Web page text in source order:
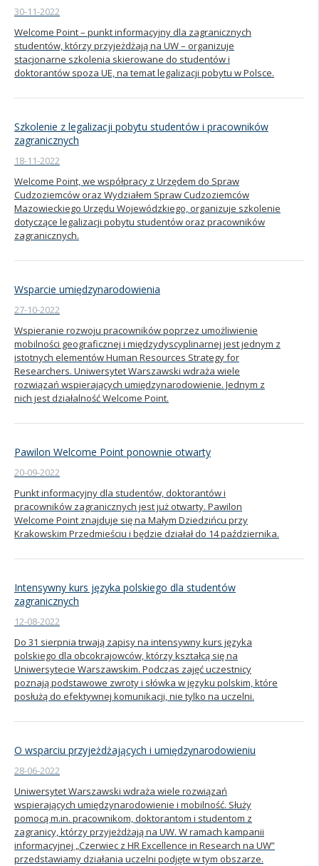
Kandydat
Absolwent
30-11-2022
Welcome Point – punkt informacyjny dla zagranicznych
studentów, którzy przyjeżdżają na UW – organizuje
stacjonarne szkolenia skierowane do studentów i
doktorantów spoza UE, na temat legalizacji pobytu w Polsce.
Szkolenie z legalizacji pobytu studentów i pracowników
zagranicznych
18-11-2022
Welcome Point, we współpracy z Urzędem do Spraw
Cudzoziemców oraz Wydziałem Spraw Cudzoziemców
Mazowieckiego Urzędu Wojewódzkiego, organizuje szkolenie
dotyczące legalizacji pobytu studentów oraz pracowników
zagranicznych.
Wsparcie umiędzynarodowienia
27-10-2022
Wspieranie rozwoju pracowników poprzez umożliwienie
mobilności geograficznej i międzydyscyplinarnej jest jednym z
istotnych elementów Human Resources Strategy for
Researchers. Uniwersytet Warszawski wdraża wiele
rozwiązań wspierających umiędzynarodowienie. Jednym z
nich jest działalność Welcome Point.
Pawilon Welcome Point ponownie otwarty
20-09-2022
Punkt informacyjny dla studentów, doktorantów i
pracowników zagranicznych jest już otwarty. Pawilon
Welcome Point znajduje się na Małym Dziedzińcu przy
Krakowskim Przedmieściu i będzie działał do 14 października.
Intensywny kurs języka polskiego dla studentów
zagranicznych
12-08-2022
Do 31 sierpnia trwają zapisy na intensywny kurs języka
polskiego dla obcokrajowców, którzy kształcą się na
Uniwersytecie Warszawskim. Podczas zajęć uczestnicy
poznają podstawowe zwroty i słówka w języku polskim, które
posłużą do efektywnej komunikacji, nie tylko na uczelni.
O wsparciu przyjeżdżających i umiędzynarodowieniu
28-06-2022
Uniwersytet Warszawski wdraża wiele rozwiązań
wspierających umiędzynarodowienie i mobilność. Służy
pomocą m.in. pracownikom, doktorantom i studentom z
zagranicy, którzy przyjeżdżają na UW. W ramach kampanii
informacyjnej „Czerwiec z HR Excellence in Research na UW”
przedstawiamy działania uczelni podjęte w tym obszarze.